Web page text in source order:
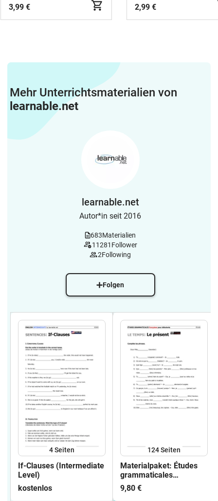
3,99 € 2,99 €
Mehr Unterrichtsmaterialien von
learnable.net
learnable.net
Autor*in seit 2016
683Materialien
11281 Follower
2Following
Folgen
4Seiten
If-Clauses (Intermediate
Level)
kostenlos
124Seiten
Materialpaket: Études
grammaticales
françaises pour
débutants
9,80 €